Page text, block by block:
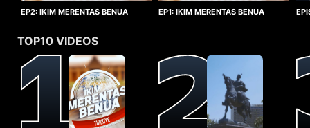
EP2: IKIM MERENTAS BENUA
EP1: IKIM MERENTAS BENUA
TOP10 VIDEOS